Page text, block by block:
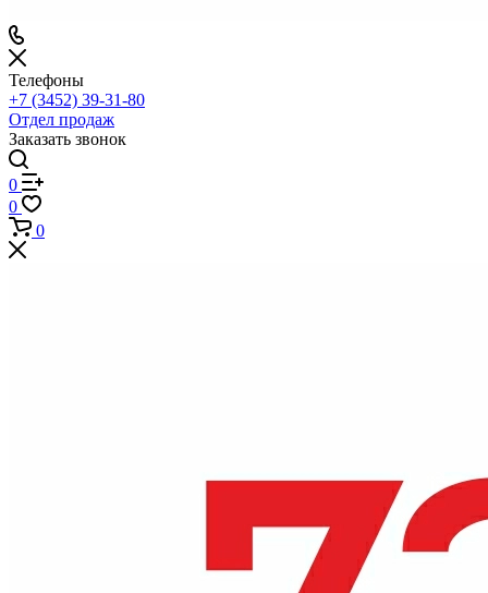
Телефоны
+7 (3452) 39-31-80
Отдел продаж
Заказать звонок
0
0
0